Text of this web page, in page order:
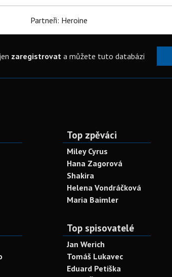
Partneři: Heroine
zaregistrovata můžete tuto databázi
Top zpěváci
Miley Cyrus
Hana Zagorová
Shakira
Helena Vondráčková
Maria Baimler
Top spisovatelé
Jan Werich
Tomáš Lukavec
Eduard Petiška